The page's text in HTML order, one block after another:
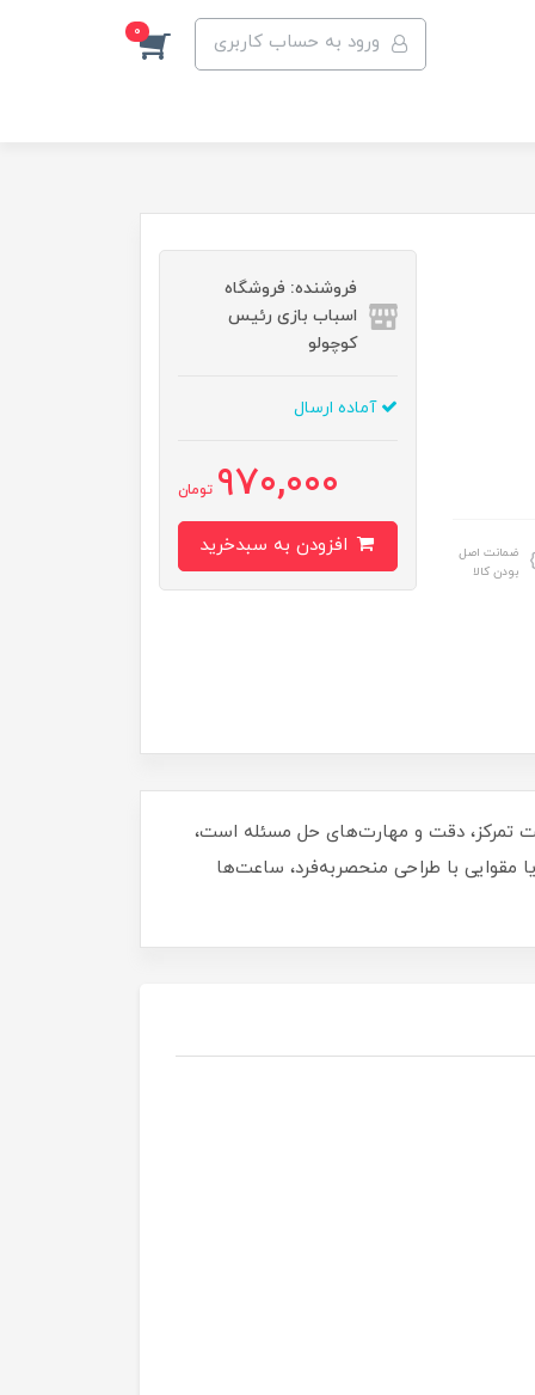
ورود به حساب کاربری 0
ضمانت اصل
بودن کالا
فروشنده: فروشگاه
اسباب بازی رئیس
کوچولو
آماده ارسال
970,000 تومان
تمرکز، دقت و مهارت‌های حل مسئله است،
برای سنین ۶ سال به بالا، این پازل چوبی یا مقوایی با طراحی منحصربه‌فرد، ساعت‌ها